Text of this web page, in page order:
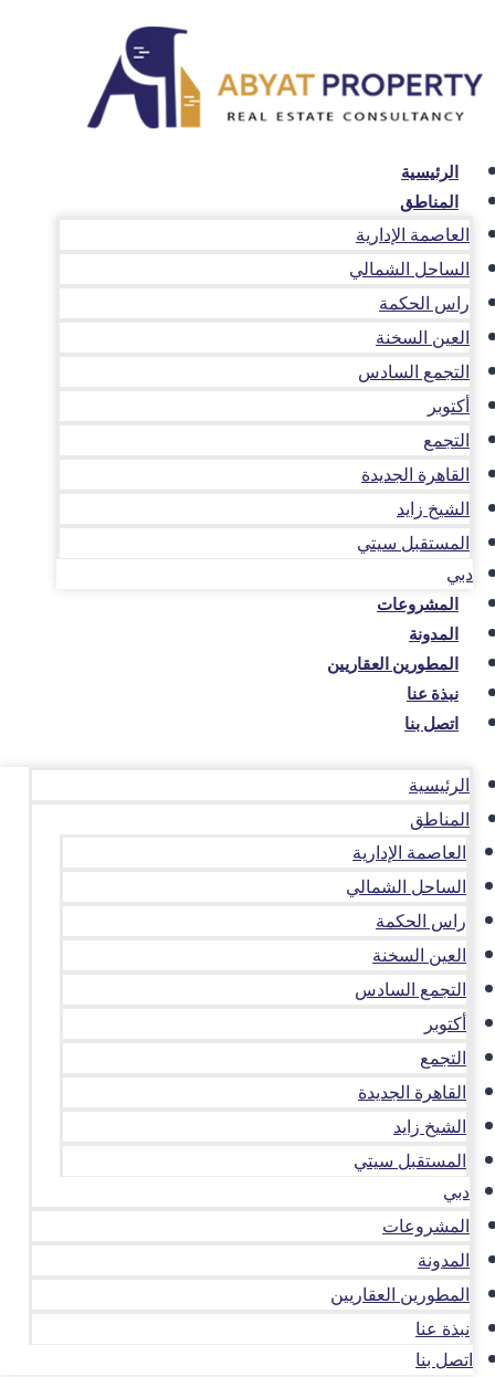
المحتوى
الرئيسية
المناطق
العاصمة الإدارية
الساحل الشمالي
راس الحكمة
العين السخنة
التجمع السادس
أكتوبر
التجمع
القاهرة الجديدة
الشيخ زايد
المستقبل سيتي
دبي
المشروعات
المدونة
المطورين العقاريين
نبذة عنا
اتصل بنا
الرئيسية
المناطق
العاصمة الإدارية
الساحل الشمالي
راس الحكمة
العين السخنة
التجمع السادس
أكتوبر
التجمع
القاهرة الجديدة
الشيخ زايد
المستقبل سيتي
دبي
المشروعات
المدونة
المطورين العقاريين
نبذة عنا
اتصل بنا